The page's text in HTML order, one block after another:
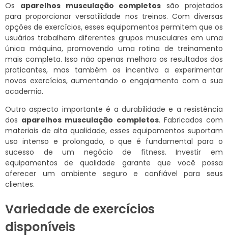
Os aparelhos musculação completos são projetados
para proporcionar versatilidade nos treinos. Com diversas
opções de exercícios, esses equipamentos permitem que os
usuários trabalhem diferentes grupos musculares em uma
única máquina, promovendo uma rotina de treinamento
mais completa. Isso não apenas melhora os resultados dos
praticantes, mas também os incentiva a experimentar
novos exercícios, aumentando o engajamento com a sua
academia.
Outro aspecto importante é a durabilidade e a resistência
dos aparelhos musculação completos. Fabricados com
materiais de alta qualidade, esses equipamentos suportam
uso intenso e prolongado, o que é fundamental para o
sucesso de um negócio de fitness. Investir em
equipamentos de qualidade garante que você possa
oferecer um ambiente seguro e confiável para seus
clientes.
Variedade de exercícios
disponíveis